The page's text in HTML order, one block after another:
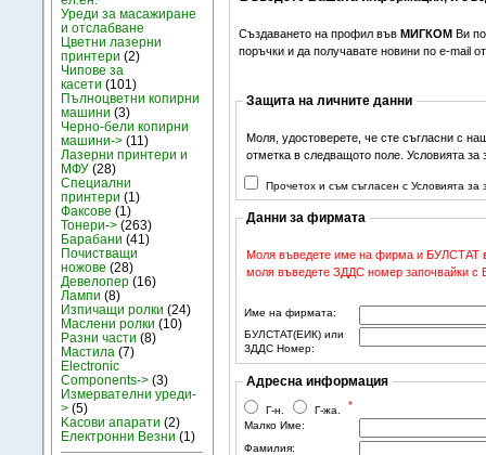
Уреди за масажиране
и отслабване
Цветни лазерни
принтери (2)
Чипове за
касети (101)
Пълноцветни копирни
машини (3)
Черно-бели копирни
машини-> (11)
Лазерни принтери и
МФУ (28)
Специални
принтери (1)
Факсове (1)
Тонери-> (263)
Барабани (41)
Почистващи
ножове (28)
Девелопер (16)
Лампи (8)
Изпичащи ролки (24)
Маслени ролки (10)
Разни части (8)
Мастила (7)
Electronic
Components-> (3)
Измервателни уреди-
> (5)
Kасови апарати (2)
Електронни Везни (1)
Създаването на профил въвМИГКОМ Ви
поръчки и да получавате новини по e-mail
Защита на личните данни
Моля, удостоверете, че сте съгласни с
отметка в следващото поле. Условията
Прочетох и съм съгласен с Условията
Данни за фирмата
Моля въведете име на фирма и БУЛСТАТ
моля въведете ЗДДС номер започвайки с
Име на фирмата:
БУЛСТАТ(ЕИК) или
ЗДДС Номер:
Адресна информация
Г-н. Г-жа.
*
Малко Име:
Фамилия: